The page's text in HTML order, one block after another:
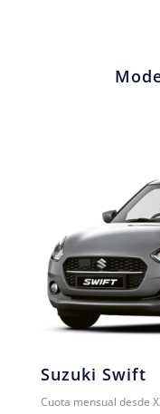
Suzuki Swift
Cuota mensual desde